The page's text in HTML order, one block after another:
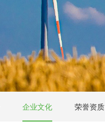
企业文化 荣誉资质